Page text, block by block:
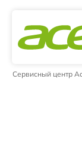
Сервисный центр